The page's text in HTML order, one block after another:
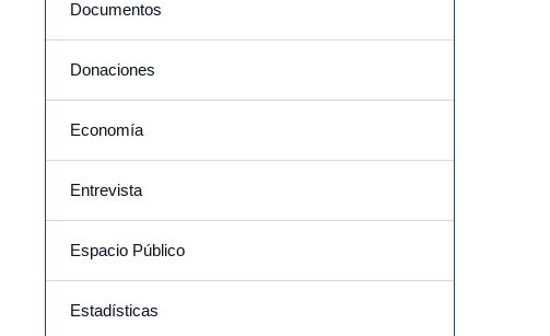
Documentos
Donaciones
Economía
Entrevista
Espacio Público
Estadísticas